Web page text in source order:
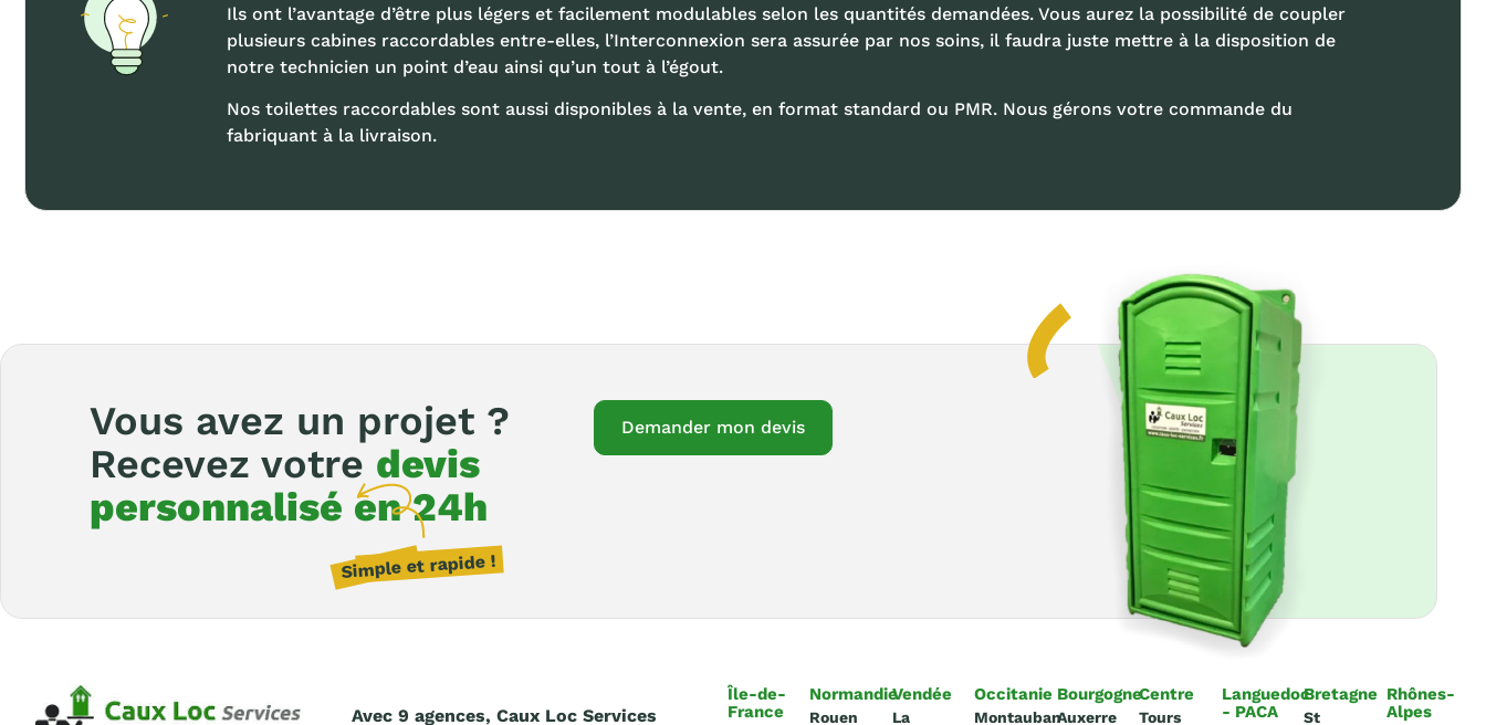
Ils ont l’avantage d’être plus légers et facilement modulables selon les quantités demandées. Vous aurez la possibilité de coupler
plusieurs cabines raccordables entre-elles, l’Interconnexion sera assurée par nos soins, il faudra juste mettre à la disposition de
notre technicien un point d’eau ainsi qu’un tout à l’égout.
Nos toilettes raccordables sont aussi disponibles à la vente, en format standard ou PMR. Nous gérons votre commande du
fabriquant à la livraison.
Vous avez un projet ?
Recevez votre devis
personnalisé en 24h
Demander mon devis
Avec 9 agences, Caux Loc Services
Île-de-
France
Normandie
Rouen
Vendée
La
Occitanie
Montauban
Bourgogne
Auxerre
Centre
Tours
Languedoc
- PACA
Bretagne
St
Rhônes-
Alpes